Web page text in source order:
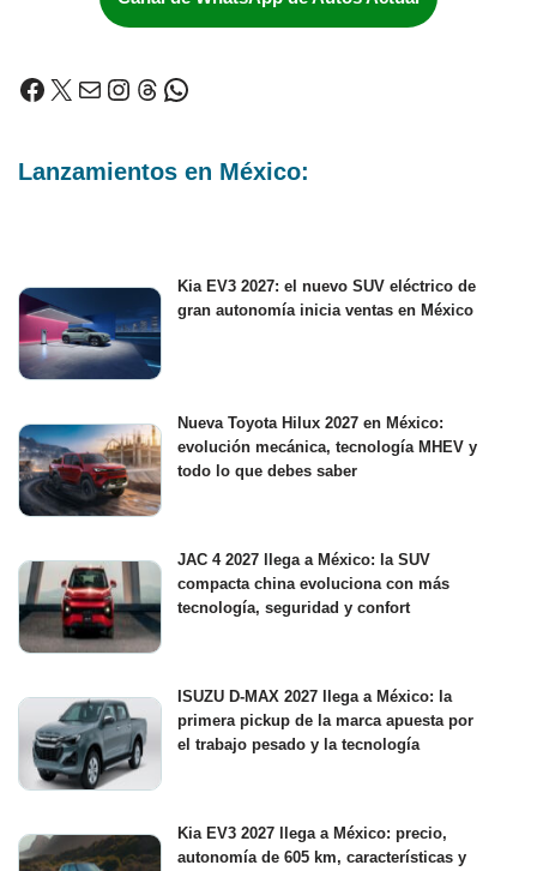
Lanzamientos en México:
Kia EV3 2027: el nuevo SUV eléctrico de
gran autonomía inicia ventas en México
Nueva Toyota Hilux 2027 en México:
evolución mecánica, tecnología MHEV y
todo lo que debes saber
JAC 4 2027 llega a México: la SUV
compacta china evoluciona con más
tecnología, seguridad y confort
ISUZU D-MAX 2027 llega a México: la
primera pickup de la marca apuesta por
el trabajo pesado y la tecnología
Kia EV3 2027 llega a México: precio,
autonomía de 605 km, características y